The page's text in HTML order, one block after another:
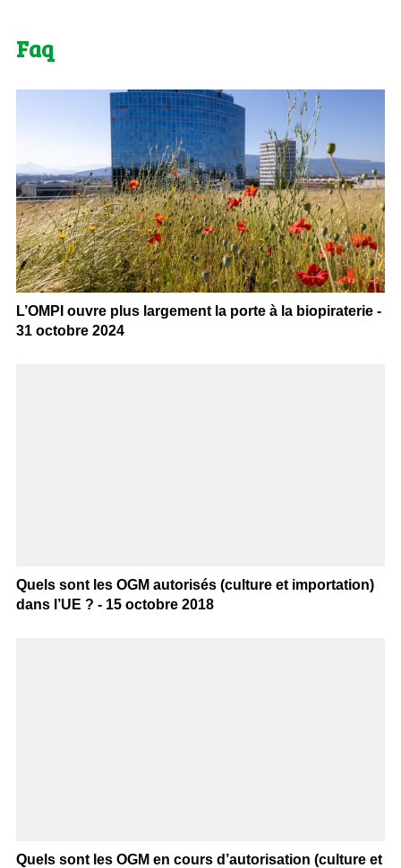
Faq
L’OMPI ouvre plus largement la porte à la biopiraterie -
31 octobre 2024
Quels sont les OGM autorisés (culture et importation)
dans l’UE ? - 15 octobre 2018
Quels sont les OGM en cours d’autorisation (culture et